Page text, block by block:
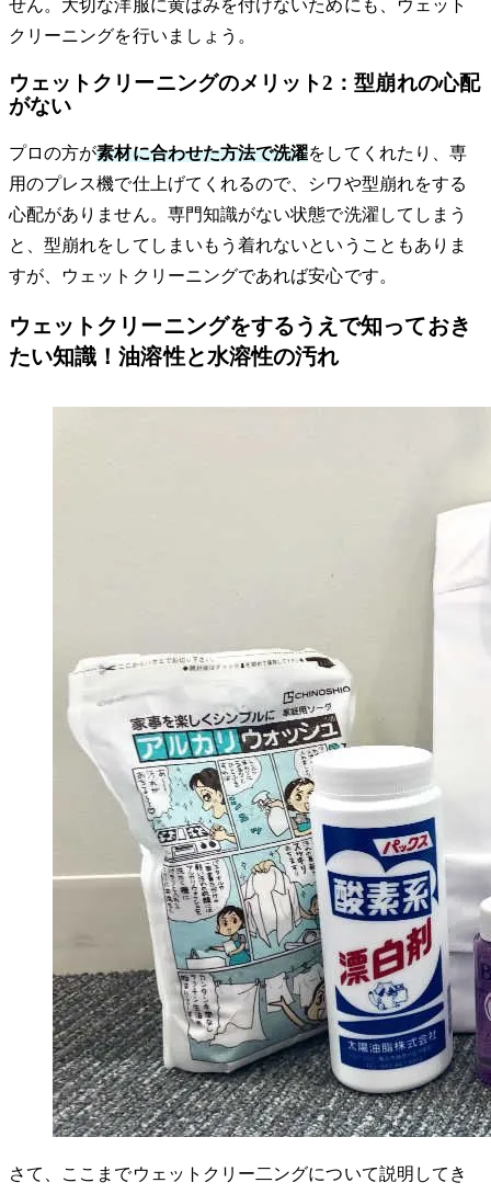
せん。大切な洋服に黄ばみを付けないためにも、ウェット
クリーニングを行いましょう。
ウェットクリーニングのメリット2：型崩れの心配
がない
プロの方が素材に合わせた方法で洗濯をしてくれたり、専
用のプレス機で仕上げてくれるので、シワや型崩れをする
心配がありません。専門知識がない状態で洗濯してしまう
と、型崩れをしてしまいもう着れないということもありま
すが、ウェットクリーニングであれば安心です。
ウェットクリーニングをするうえで知っておき
たい知識！油溶性と水溶性の汚れ
さて、ここまでウェットクリー二ングについて説明してき